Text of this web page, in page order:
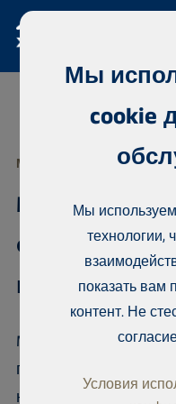
МЕЖДУНАРОДНОЕ
Maija.io
обеспечение
Maija.io — это
программное
недвижимости и
Мы
cookie
Мы
технологии,
показать вам
контент. Не
Условия